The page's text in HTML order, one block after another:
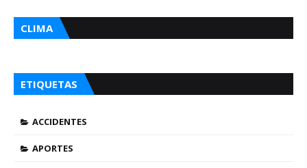
CLIMA
ETIQUETAS
ACCIDENTES
APORTES